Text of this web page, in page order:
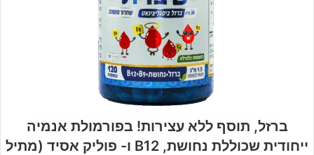
ברזל, תוסף ללא עצירות! בפורמולת אנמיה
ייחודית שכוללת נחושת, B12 ו- פוליק אסיד (מתיל